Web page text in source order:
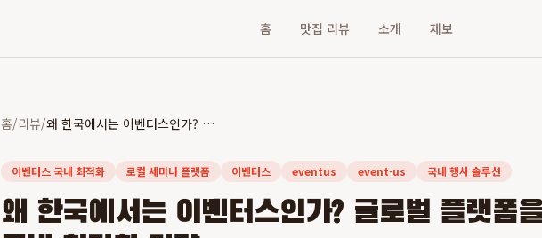
홈 맛집 리뷰 소개 제보
홈/리뷰/ 왜 한국에서는 이벤터스인가? 글로벌 플랫폼을 압도하는 국내 최적화 전략
이벤터스 국내 최적화 로컬 세미나 플랫폼 이벤터스 eventus event-us 국내 행사 솔루션
왜 한국에서는 이벤터스인가? 글로벌 플랫폼